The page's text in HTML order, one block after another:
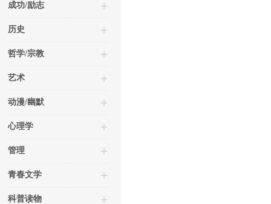
成功/励志
历史
哲学/宗教
艺术
动漫/幽默
心理学
管理
青春文学
科普读物